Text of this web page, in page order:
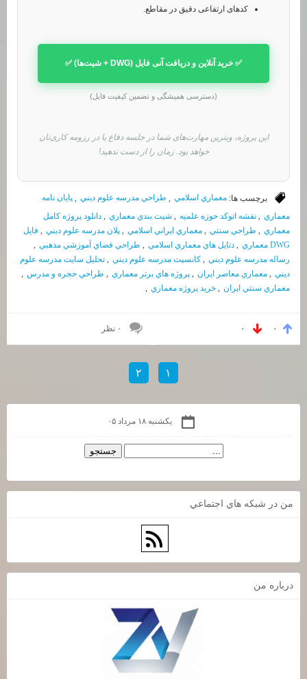
کدهای ارتفاعی دقیق در مقاطع.
✅ خرید آنلاین و دریافت آنی فایل (DWG + شیت‌ها) ✅
(دسترسی همیشگی و تضمین کیفیت فایل)
این پروژه، ویترین مهارت‌های شما در جلسه دفاع یا در رزومه کاری‌تان
خواهد بود. زمان را از دست ندهید!
برچسب ها: معماري اسلامي طراحي مدرسه علوم ديني
پايان نامه
معماري
نقشه اتوكد حوزه علميه شيت بندي معماري
دانلود پروژه كامل
معماري
طراحي سنتي معماري ايراني اسلامي پلان مدرسه علوم ديني
فايل
DWG معماري
دتايل هاي معماري اسلامي طراحي فضاي آموزشي مذهبي
رساله مدرسه علوم ديني
كانسپت مدرسه علوم ديني
تحليل سايت مدرسه علوم
ديني
معماري معاصر ايران پروژه هاي برتر معماري طراحي حجره و مدرس
معماري سنتي ايران
خريد پروژه معماري
۰ ۰ ۰ نظر
۱ ۲
یکشنبه ۱۸ مرداد ۰۵
من در شبكه هاي اجتماعي
درباره من